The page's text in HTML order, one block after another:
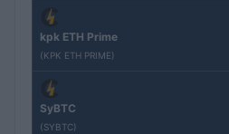
kpk ETH Prime
(KPK ETH PRIME)
SyBTC
(SYBTC)